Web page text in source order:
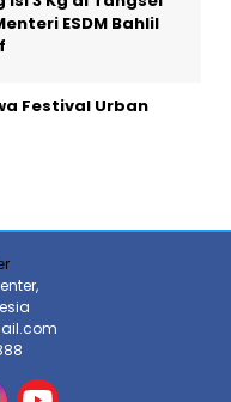
ESDM Bahlil
Festival Urban